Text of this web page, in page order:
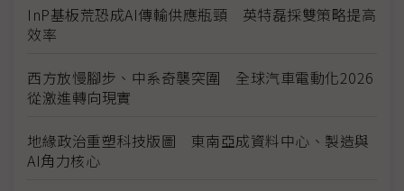
InP基板荒恐成AI傳輸供應瓶頸 英特磊採雙策略提高
效率
西方放慢腳步、中系奇襲突圍 全球汽車電動化2026
從激進轉向現實
地緣政治重塑科技版圖 東南亞成資料中心、製造與
AI角力核心